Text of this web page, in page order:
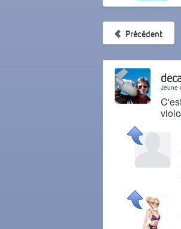
Précédent
Jeune
Il y a 4 ans
Il y a 4 ans